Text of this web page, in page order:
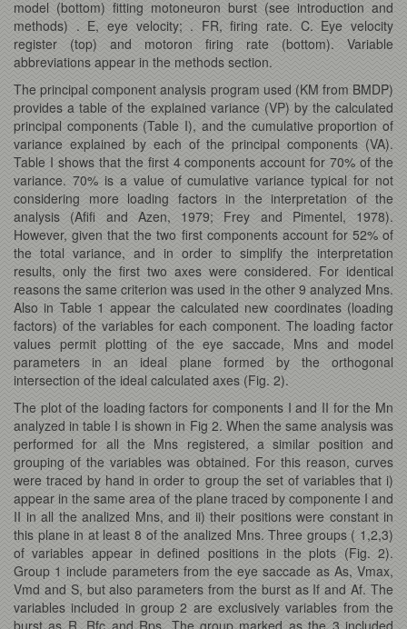
model (bottom) fitting motoneuron burst (see introduction and
methods) . E, eye velocity; . FR, firing rate. C. Eye velocity
register (top) and motoron firing rate (bottom). Variable
abbreviations appear in the methods section.
The principal component analysis program used (KM from BMDP)
provides a table of the explained variance (VP) by the calculated
principal components (Table I), and the cumulative proportion of
variance explained by each of the principal components (VA).
Table I shows that the first 4 components account for 70% of the
variance. 70% is a value of cumulative variance typical for not
considering more loading factors in the interpretation of the
analysis (Afifi and Azen, 1979; Frey and Pimentel, 1978).
However, given that the two first components account for 52% of
the total variance, and in order to simplify the interpretation
results, only the first two axes were considered. For identical
reasons the same criterion was used in the other 9 analyzed Mns.
Also in Table 1 appear the calculated new coordinates (loading
factors) of the variables for each component. The loading factor
values permit plotting of the eye saccade, Mns and model
parameters in an ideal plane formed by the orthogonal
intersection of the ideal calculated axes (Fig. 2).
The plot of the loading factors for components I and II for the Mn
analyzed in table I is shown in Fig 2. When the same analysis was
performed for all the Mns registered, a similar position and
grouping of the variables was obtained. For this reason, curves
were traced by hand in order to group the set of variables that i)
appear in the same area of the plane traced by componente I and
II in all the analized Mns, and ii) their positions were constant in
this plane in at least 8 of the analized Mns. Three groups ( 1,2,3)
of variables appear in defined positions in the plots (Fig. 2).
Group 1 include parameters from the eye saccade as As, Vmax,
Vmd and S, but also parameters from the burst as If and Af. The
variables included in group 2 are exclusively variables from the
burst as R, Rfc and Rps. The group marked as the 3 included